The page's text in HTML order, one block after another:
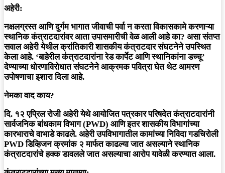
अहेरी:
नक्षलग्रस्त आणि दुर्गम भागात जीवाची पर्वा न करता विकासकामे करणाऱ्या
स्थानिक कंत्राटदारांवर आता उपासमारीची वेळ आली आहे का? असा संतप्त
सवाल अहेरी येथीलक्रांतिकारी शासकीय कंत्राटदार संघटनेनेउपस्थित
केला आहे. ‘बाहेरील कंत्राटदारांना रेड कार्पेट आणि स्थानिकांना डच्चू’
देण्याच्या धोरणाविरोधात संघटनेने आक्रमक पवित्रा घेत थेट आमरण
उपोषणाचा इशारा दिला आहे.
नेमका वाद काय?
दि. १२ एप्रिल रोजी अहेरी येथे आयोजित पत्रकार परिषदेत कंत्राटदारांनी
सार्वजनिक बांधकाम विभाग (PWD) आणि इतर शासकीय विभागांच्या
कारभाराचे वाभाडे काढले. अहेरी उपविभागातील कामांच्या निविदा गडचिरोली
PWD डिव्हिजन क्रमांक २ मार्फत काढल्या जात असल्याने स्थानिक
कंत्राटदारांचे हक्क डावलले जात असल्याचा आरोप यावेळी करण्यात आला.